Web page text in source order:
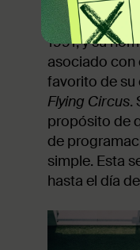
Python
1991, y su
asociado con
favorito de su
Flying Circus.
propósito de
de
simple. Esta
hasta el día